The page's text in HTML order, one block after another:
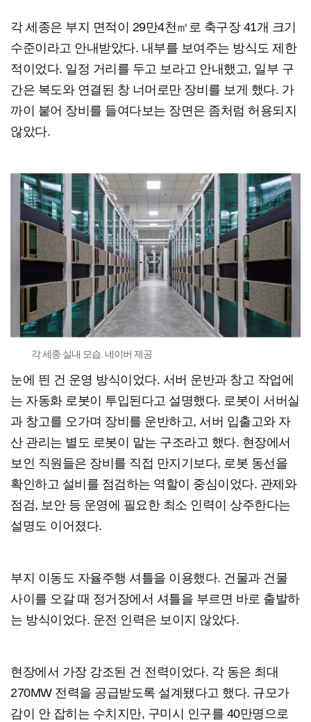
각 세종은 부지 면적이 29만4천㎡로 축구장 41개 크기
수준이라고 안내받았다. 내부를 보여주는 방식도 제한
적이었다. 일정 거리를 두고 보라고 안내했고, 일부 구
간은 복도와 연결된 창 너머로만 장비를 보게 했다. 가
까이 붙어 장비를 들여다보는 장면은 좀처럼 허용되지
않았다.
각 세종 실내 모습. 네이버 제공
눈에 띈 건 운영 방식이었다. 서버 운반과 창고 작업에
는 자동화 로봇이 투입된다고 설명했다. 로봇이 서버실
과 창고를 오가며 장비를 운반하고, 서버 입출고와 자
산 관리는 별도 로봇이 맡는 구조라고 했다. 현장에서
보인 직원들은 장비를 직접 만지기보다, 로봇 동선을
확인하고 설비를 점검하는 역할이 중심이었다. 관제와
점검, 보안 등 운영에 필요한 최소 인력이 상주한다는
설명도 이어졌다.
부지 이동도 자율주행 셔틀을 이용했다. 건물과 건물
사이를 오갈 때 정거장에서 셔틀을 부르면 바로 출발하
는 방식이었다. 운전 인력은 보이지 않았다.
현장에서 가장 강조된 건 전력이었다. 각 동은 최대
270MW 전력을 공급받도록 설계됐다고 했다. 규모가
감이 안 잡히는 수치지만, 구미시 인구를 40만명으로